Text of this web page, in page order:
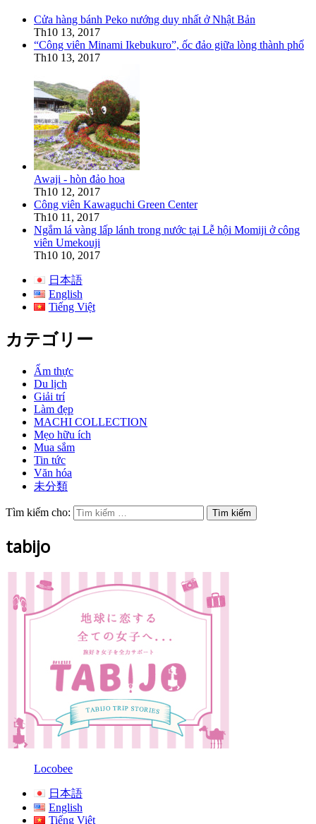
Cửa hàng bánh Peko nướng duy nhất ở Nhật Bản
Th10 13, 2017
“Công viên Minami Ikebukuro”, ốc đảo giữa lòng thành phố
Th10 13, 2017
Awaji - hòn đảo hoa
Th10 12, 2017
Công viên Kawaguchi Green Center
Th10 11, 2017
Ngắm lá vàng lấp lánh trong nước tại Lễ hội Momiji ở công
viên Umekouji
Th10 10, 2017
日本語
English
Tiếng Việt
カテゴリー
Ẩm thực
Du lịch
Giải trí
Làm đẹp
MACHI COLLECTION
Mẹo hữu ích
Mua sắm
Tin tức
Văn hóa
未分類
Tìm kiếm cho:
tabijo
Locobee
日本語
English
Tiếng Việt